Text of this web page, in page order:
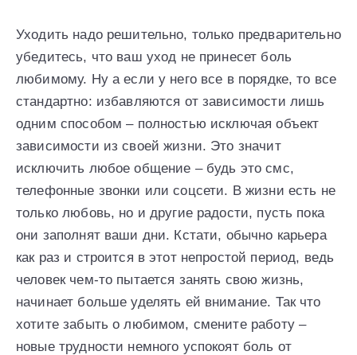
Уходить надо решительно, только предварительно
убедитесь, что ваш уход не принесет боль
любимому. Ну а если у него все в порядке, то все
стандартно: избавляются от зависимости лишь
одним способом – полностью исключая объект
зависимости из своей жизни. Это значит
исключить любое общение – будь это смс,
телефонные звонки или соцсети. В жизни есть не
только любовь, но и другие радости, пусть пока
они заполнят ваши дни. Кстати, обычно карьера
как раз и строится в этот непростой период, ведь
человек чем-то пытается занять свою жизнь,
начинает больше уделять ей внимание. Так что
хотите забыть о любимом, смените работу –
новые трудности немного успокоят боль от